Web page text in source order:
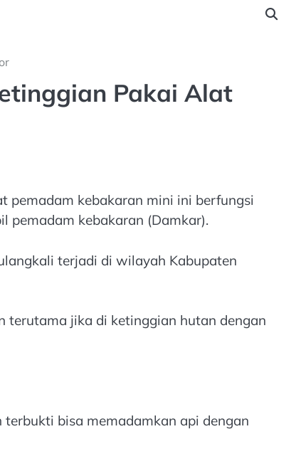
Pakai Alat
pemadam kebakaran mini ini berfungsi
pemadam kebakaran (Damkar).
terjadi di wilayah Kabupaten
terutama jika di ketinggian hutan dengan
bisa memadamkan api dengan